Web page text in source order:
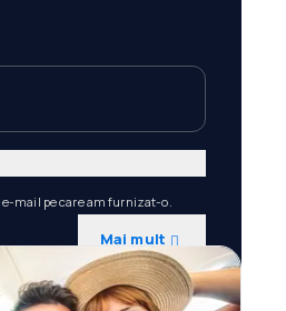
mail pe care am furnizat-o.
Mai mult